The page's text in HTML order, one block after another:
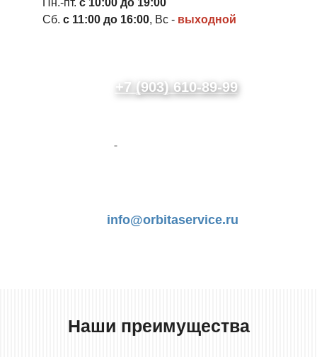
Сб. с 11:00 до 16:00, Вс - выходной
+7 (903) 610-89-99
info@orbitaservice.ru
Наши преимущества